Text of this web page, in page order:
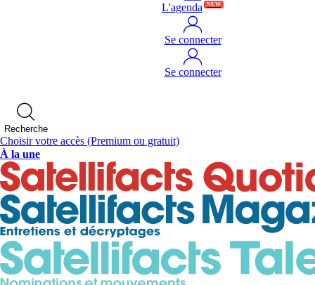
L'agenda NEW
Se connecter
Se connecter
Recherche
Choisir votre accès (Premium ou gratuit)
À la une